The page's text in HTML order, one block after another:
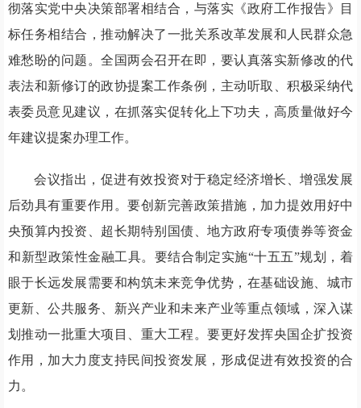
彻落实党中央决策部署相结合，与落实《政府工作报告》目
标任务相结合，推动解决了一批关系改革发展和人民群众急
难愁盼的问题。全国两会召开在即，要认真落实新修改的代
表法和新修订的政协提案工作条例，主动听取、积极采纳代
表委员意见建议，在抓落实促转化上下功夫，高质量做好今
年建议提案办理工作。
会议指出，促进有效投资对于稳定经济增长、增强发展
后劲具有重要作用。要创新完善政策措施，加力提效用好中
央预算内投资、超长期特别国债、地方政府专项债券等资金
和新型政策性金融工具。要结合制定实施“十五五”规划，着
眼于长远发展需要和构筑未来竞争优势，在基础设施、城市
更新、公共服务、新兴产业和未来产业等重点领域，深入谋
划推动一批重大项目、重大工程。要更好发挥央国企扩投资
作用，加大力度支持民间投资发展，形成促进有效投资的合
力。